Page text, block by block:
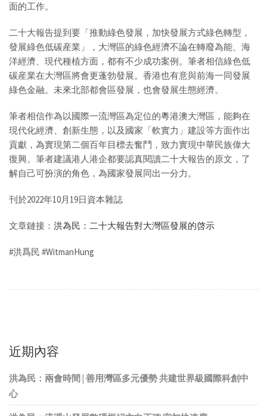
面的工作。
二十大報告提到要「推動綠色發展，加快發展方式綠色轉型，
發展綠色低碳産業」，大灣區的綠色經濟不論在轉廢為能、海
洋經濟、現代種植方面，都有不少成功案例。筆者相信綠色低
碳産業在大灣區將會更蓬勃發展。香港也有意與前海一同發展
綠色金融。未來北部都會區發展，也會發展生態經濟。
筆者相信作為以國際一流灣區為定位的粵港澳大灣區，能夠在
現代化經濟、創新生態，以及國家「軟實力」建設等方面作出
貢獻，為實現第二個百年目標去奮鬥，致力實現中華民族偉大
復興。筆者建議港人港企都要認真閱讀二十大報告的原文，了
解自己可扮演的角色，為國家發展同出一分力。
刊於2022年10月19日資本雜誌
文章鏈接： 洪為民：二十大報告對大灣區發展的啓示
#洪爲民 #WitmanHung
近期內容
洪為民：兩會時間 | 善用灣區多元優勢 共建世界級國際科創中
心